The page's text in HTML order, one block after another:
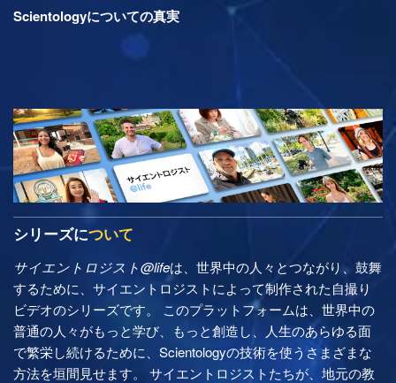
Scientologyについての真実
シリーズについて
サイエントロジスト@lifeは、世界中の人々とつながり、鼓舞
するために、サイエントロジストによって制作された自撮り
ビデオのシリーズです。 このプラットフォームは、世界中の
普通の人々がもっと学び、もっと創造し、人生のあらゆる面
で繁栄し続けるために、Scientologyの技術を使うさまざまな
方法を垣間見せます。 サイエントロジストたちが、地元の教